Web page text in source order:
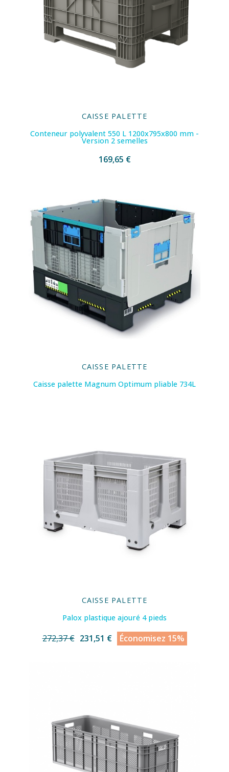
CAISSE PALETTE
Conteneur polyvalent 550 L 1200x795x800 mm -
Version 2 semelles
169,65 €
CAISSE PALETTE
Caisse palette Magnum Optimum pliable 734L
CAISSE PALETTE
Palox plastique ajouré 4 pieds
272,37 € 231,51 € Économisez 15%